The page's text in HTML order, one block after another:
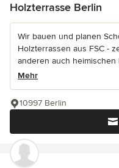
Holzterrasse Berlin
Wir bauen und planen
Holzterrassen aus FSC -
anderen auch heimischen
Mehr
10997 Berlin